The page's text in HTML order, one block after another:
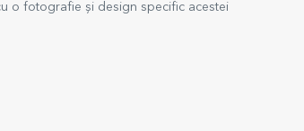
o fotografie și design specific acestei